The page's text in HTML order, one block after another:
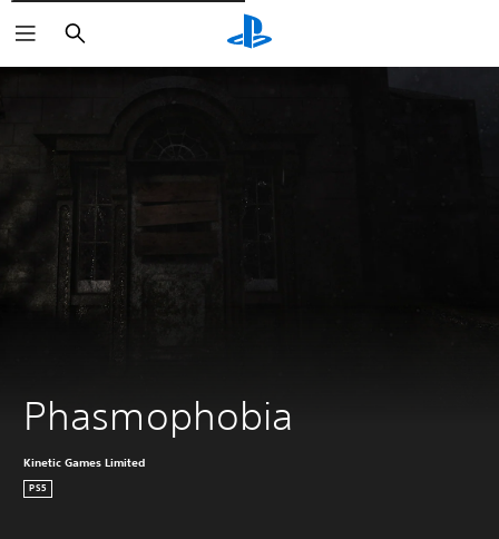
Rechercher
Phasmophobia
Kinetic Games Limited
PS5